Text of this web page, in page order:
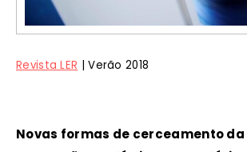
Revista LER | Verão 2018
Novas formas de cerceamento